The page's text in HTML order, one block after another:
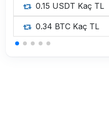
0.15 USDT Kaç TL
0.34 BTC Kaç TL